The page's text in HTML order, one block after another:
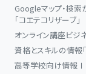
Googleマップ・検索
「コエテコリザーブ」
オンライン講座ビジ
資格とスキルの情報
高等学校向け情報Ⅰ